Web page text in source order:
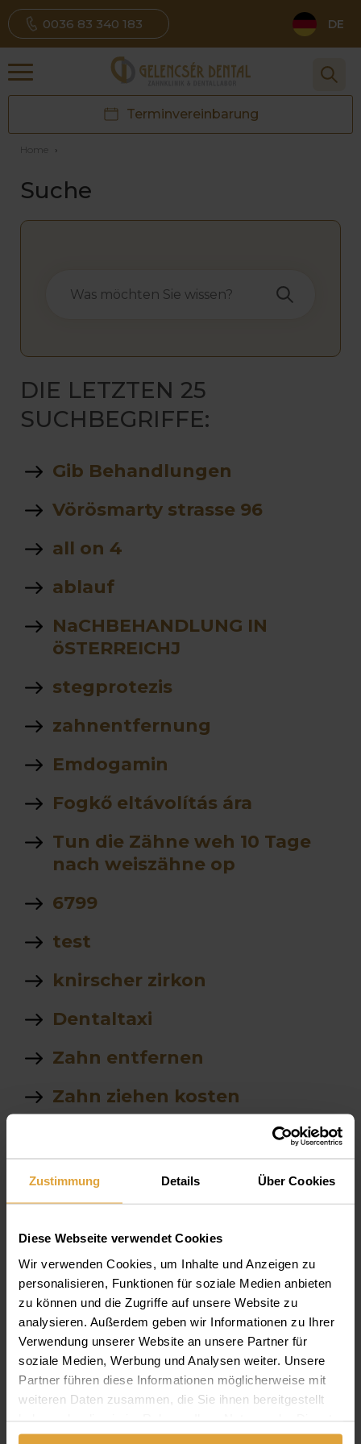
Zustimmung Details Über Cookies
Diese Webseite verwendet Cookies
Wir verwenden Cookies, um Inhalte und Anzeigen zu
personalisieren, Funktionen für soziale Medien anbieten
zu können und die Zugriffe auf unsere Website zu
analysieren. Außerdem geben wir Informationen zu Ihrer
Verwendung unserer Website an unsere Partner für
soziale Medien, Werbung und Analysen weiter. Unsere
Partner führen diese Informationen möglicherweise mit
weiteren Daten zusammen, die Sie ihnen bereitgestellt
haben oder die sie im Rahmen Ihrer Nutzung der Dienste
gesammelt haben.
0036 83 340 183 DE
Terminvereinbarung
Home ›
Suche
DIE LETZTEN 25
SUCHBEGRIFFE:
Gib Behandlungen
Vörösmarty strasse 96
all on 4
ablauf
NaCHBEHANDLUNG IN
öSTERREICHJ
stegprotezis
zahnentfernung
Emdogamin
Fogkő eltávolítás ára
Tun die Zähne weh 10 Tage
nach weiszähne op
6799
test
knirscher zirkon
Dentaltaxi
Zahn entfernen
Zahn ziehen kosten
Zahn ziehen
Amalgamfüllung entfernen
Kfjffjfduewjwpqfktjelpweieori
Was kostet eine festsitzte
Oberkieferzahnpr
welche Zahncreme und